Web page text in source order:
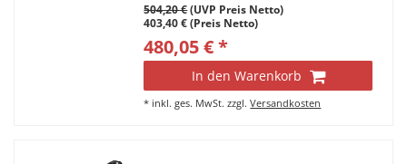
504,20 €(UVP Preis Netto)
403,40 € (Preis Netto)
480,05 € *
In den Warenkorb
* inkl. ges. MwSt. zzgl.Versandkosten